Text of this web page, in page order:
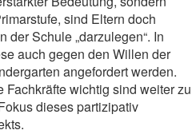
sind Eltern doch
Schule „darzulegen“. In
auch gegen den Willen der
angefordert werden.
Fachkräfte wichtig sind weiter zu
dieses partizipativ